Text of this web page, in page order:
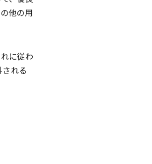
他の用
に従わ
れる